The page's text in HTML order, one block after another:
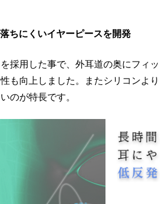
ちにくいイヤーピースを開発
採用した事で、外耳道の奥にフィ
も向上しました。またシリコンよ
のが特長です。